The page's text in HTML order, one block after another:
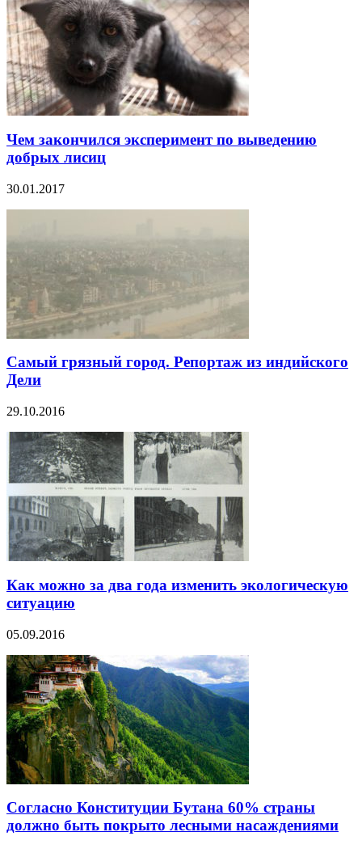
Чем закончился эксперимент по выведению
добрых лисиц
30.01.2017
Самый грязный город. Репортаж из индийского
Дели
29.10.2016
Как можно за два года изменить экологическую
ситуацию
05.09.2016
Согласно Конституции Бутана 60% страны
должно быть покрыто лесными насаждениями